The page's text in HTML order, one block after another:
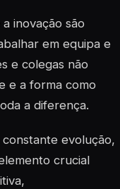
inovação são
em equipa e
e colegas não
e a forma como
a diferença.
evolução,
crucial